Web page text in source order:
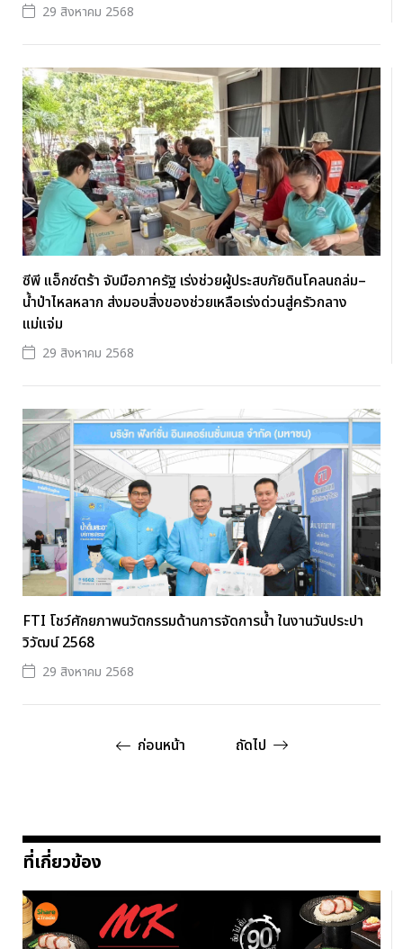
29 สิงหาคม 2568
ซีพี แอ็กซ์ตร้า จับมือภาครัฐ เร่งช่วยผู้ประสบภัยดินโคลนถล่ม–
น้ำป่าไหลหลาก ส่งมอบสิ่งของช่วยเหลือเร่งด่วนสู่ครัวกลาง
แม่แจ่ม
29 สิงหาคม 2568
FTI โชว์ศักยภาพนวัตกรรมด้านการจัดการน้ำ ในงานวันประปา
วิวัฒน์ 2568
29 สิงหาคม 2568
ก่อนหน้า ถัดไป
ที่เกี่ยวข้อง